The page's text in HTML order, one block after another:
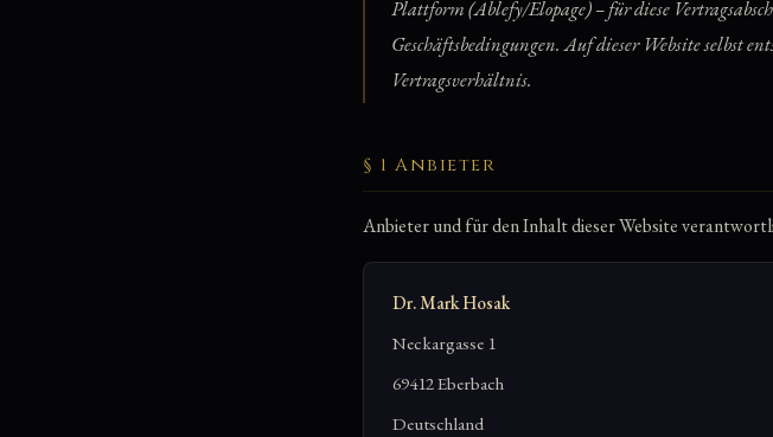
Plattform (Ablefy/Elopage) – für diese
Geschäftsbedingungen. Auf dieser Website selbst
Vertragsverhältnis.
§ 1 Anbieter
Anbieter und für den Inhalt dieser Website
Dr. Mark Hosak
Neckargasse 1
69412 Eberbach
Deutschland